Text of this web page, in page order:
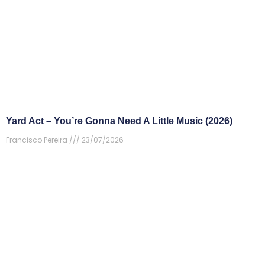
Yard Act – You’re Gonna Need A Little Music (2026)
Francisco Pereira
23/07/2026